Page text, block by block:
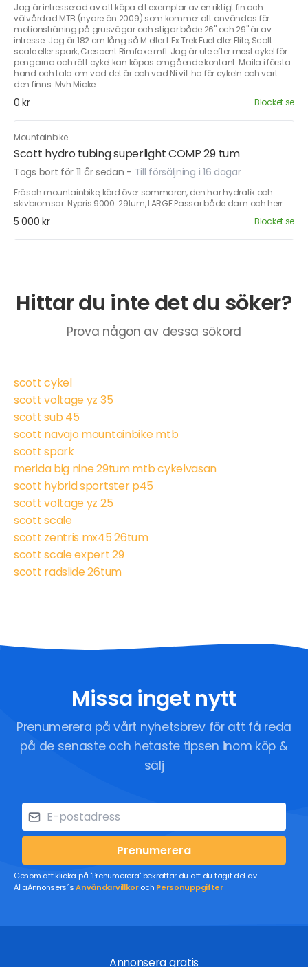
Jag är intresserad av att köpa ett exemplar av en riktigt fin och
välvårdad MTB (nyare än 2009) som kommer att användas för
motionsträning på grusvägar och stigar både 26" och 29" är av
intresse. Jag är 182 cm lång så M eller L Ex Trek Fuel eller Elite, Scott
scale eller spark, Crescent Rimfaxe mfl. Jag är ute efter mest cykel för
pengarna och rätt cykel kan köpas omgående kontant. Maila i första
hand och tala om vad det är och vad Ni vill ha för cykeln och vart
den finns. Mvh Micke
0 kr Blocket.se
Mountainbike
Scott hydro tubing superlight COMP 29 tum
Togs bort för 11 år sedan - Till försäljning i 16 dagar
Fräsch mountainbike, körd över sommaren, den har hydralik och
skivbromsar. Nypris 9000. 29tum, LARGE Passar både dam och herr
5 000 kr Blocket.se
Hittar du inte det du söker?
Prova någon av dessa sökord
scott cykel
scott voltage yz 35
scott sub 45
scott navajo mountainbike mtb
scott spark
merida big nine 29tum mtb cykelvasan
scott hybrid sportster p45
scott voltage yz 25
scott scale
scott zentris mx45 26tum
scott scale expert 29
scott radslide 26tum
Missa inget nytt
Prenumerera på vårt nyhetsbrev för att få reda
på de senaste och hetaste tipsen inom köp &
sälj
Prenumerera
Genom att klicka på "Prenumerera" bekräftar du att du tagit del av
AllaAnnonsers´sAnvändarvillkoroch Personuppgifter
Annonsera gratis